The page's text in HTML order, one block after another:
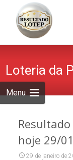
Menu
Loteria da
hoje 29/
29 de janeiro de